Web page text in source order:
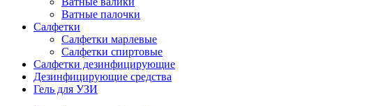
Ватные палочки
Салфетки
Салфетки марлевые
Салфетки спиртовые
Салфетки дезинфицирующие
Дезинфицирующие средства
Гель для УЗИ